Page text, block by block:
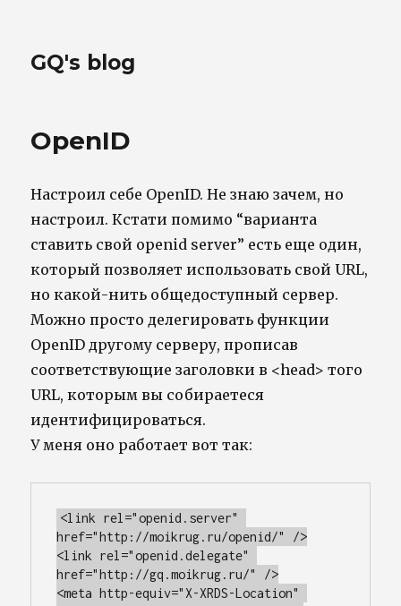
GQ's blog
OpenID
Настроил себе OpenID. Не знаю зачем, но
настроил. Кстати помимо “варианта
ставить свой openid server” есть еще один,
который позволяет использовать свой URL,
но какой-нить общедоступный сервер.
Можно просто делегировать функции
OpenID другому серверу, прописав
соответствующие заголовки в <head> того
URL, которым вы собираетеся
идентифицироваться.
У меня оно работает вот так:
<link rel="openid.server"
href="http://moikrug.ru/openid/" />
<link rel="openid.delegate"
href="http://gq.moikrug.ru/" />
<meta http-equiv="X-XRDS-Location"